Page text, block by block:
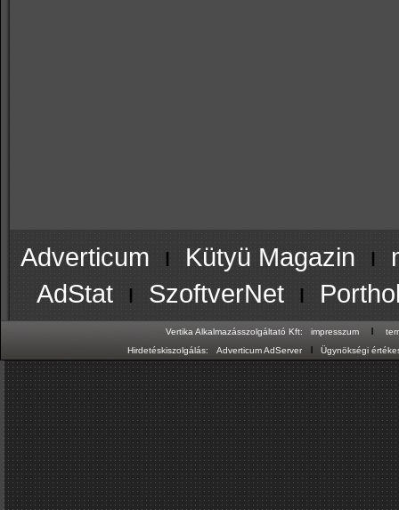
Adverticum ı Kütyü Magazinı
AdStat ıSzoftverNetı
Vertika Alkalmazásszolgáltató Kft: impresszum ı
Hirdetéskiszolgálás:
Adverticum AdServer ıÜgynökségi